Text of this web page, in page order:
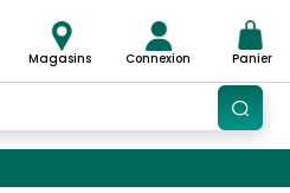
Magasins Connexion Panier